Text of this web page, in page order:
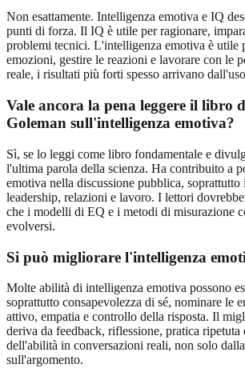
Non esattamente. Intelligenza emotiva e IQ
punti di forza. Il IQ è utile per ragionare,
problemi tecnici. L'intelligenza emotiva è utile
emozioni, gestire le reazioni e lavorare con le
reale, i risultati più forti spesso arrivano
Vale ancora la pena leggere il libro
Goleman sull'intelligenza emotiva?
Sì, se lo leggi come libro fondamentale e
l'ultima parola della scienza. Ha contribuito a
emotiva nella discussione pubblica, soprattutto
leadership, relazioni e lavoro. I lettori
che i modelli di EQ e i metodi di misurazione
evolversi.
Si può migliorare l'intelligenza
Molte abilità di intelligenza emotiva possono
soprattutto consapevolezza di sé, nominare le
attivo, empatia e controllo della risposta. Il
deriva da feedback, riflessione, pratica ripetuta
dell'abilità in conversazioni reali, non solo
sull'argomento.